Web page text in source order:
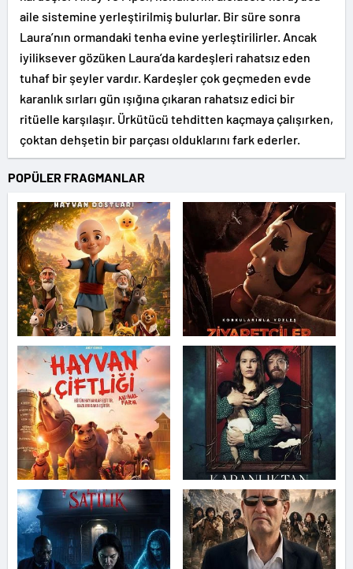
aile sistemine yerleştirilmiş bulurlar. Bir süre sonra
Laura’nın ormandaki tenha evine yerleştirilirler. Ancak
iyiliksever gözüken Laura’da kardeşleri rahatsız eden
tuhaf bir şeyler vardır. Kardeşler çok geçmeden evde
karanlık sırları gün ışığına çıkaran rahatsız edici bir
ritüelle karşılaşır. Ürkütücü tehditten kaçmaya çalışırken,
çoktan dehşetin bir parçası olduklarını fark ederler.
POPÜLER FRAGMANLAR